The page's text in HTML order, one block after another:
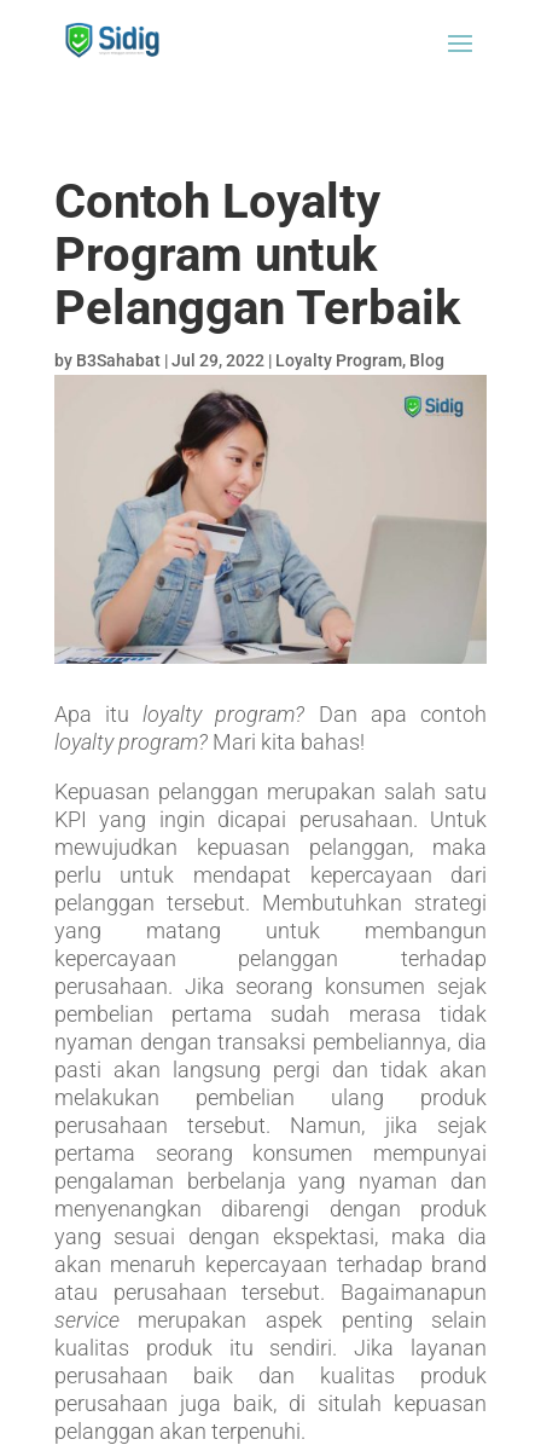
Contoh Loyalty
Program untuk
Pelanggan Terbaik
by B3Sahabat|Jul 29, 2022 | Loyalty Program, Blog
Apa ituloyalty program? Dan apa contoh
loyalty program? Mari kita bahas!
Kepuasan pelanggan merupakan salah satu
KPI yang ingin dicapai perusahaan. Untuk
mewujudkan kepuasan pelanggan, maka
perlu untuk mendapat kepercayaan dari
pelanggan tersebut. Membutuhkan strategi
yang matang untuk membangun
kepercayaan pelanggan terhadap
perusahaan. Jika seorang konsumen sejak
pembelian pertama sudah merasa tidak
nyaman dengan transaksi pembeliannya, dia
pasti akan langsung pergi dan tidak akan
melakukan pembelian ulang produk
perusahaan tersebut. Namun, jika sejak
pertama seorang konsumen mempunyai
pengalaman berbelanja yang nyaman dan
menyenangkan dibarengi dengan produk
yang sesuai dengan ekspektasi, maka dia
akan menaruh kepercayaan terhadap brand
atau perusahaan tersebut. Bagaimanapun
servicemerupakan aspek penting selain
kualitas produk itu sendiri. Jika layanan
perusahaan baik dan kualitas produk
perusahaan juga baik, di situlah kepuasan
pelanggan akan terpenuhi.